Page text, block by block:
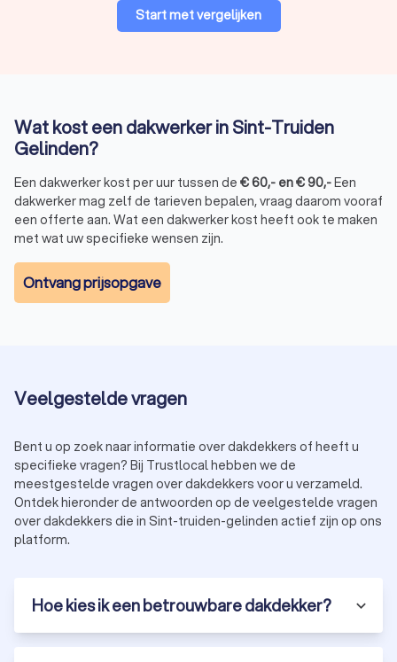
Start met vergelijken
Wat kost een dakwerker in Sint-Truiden
Gelinden?
Een dakwerker kost per uur tussen de €60,- en€90,-Een
dakwerker mag zelf de tarieven bepalen, vraag daarom vooraf
een offerte aan. Wat een dakwerker kost heeft ook te maken
met wat uw specifieke wensen zijn.
Ontvang prijsopgave
Veelgestelde vragen
Bent u op zoek naar informatie over dakdekkers of heeft u
specifieke vragen? Bij Trustlocal hebben we de
meestgestelde vragen over dakdekkers voor u verzameld.
Ontdek hieronder de antwoorden op de veelgestelde vragen
over dakdekkers die in Sint-truiden-gelinden actief zijn op ons
platform.
Hoe kies ik een betrouwbare dakdekker?